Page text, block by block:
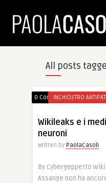
All posts
0 Comments
INCHIOSTRO
Wikileaks e i
neuroni
Written by PaolaCasoli
By Cybergeppetto
Assange non ha